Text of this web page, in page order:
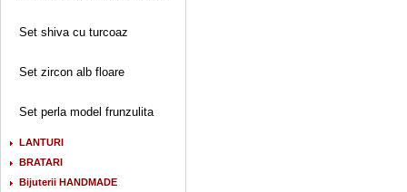
Set shiva cu turcoaz
Set zircon alb floare
Set perla model frunzulita
LANTURI
BRATARI
Bijuterii HANDMADE